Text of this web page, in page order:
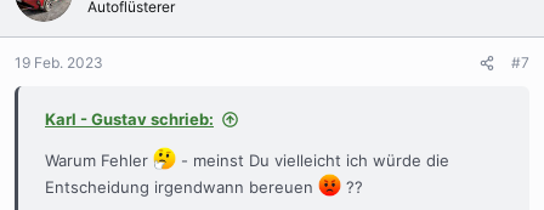
Autoflüsterer
19 Feb. 2023 #7
Karl - Gustav schrieb:
Warum Fehler
- meinst Du vielleicht ich würde die
Entscheidung irgendwann bereuen
??